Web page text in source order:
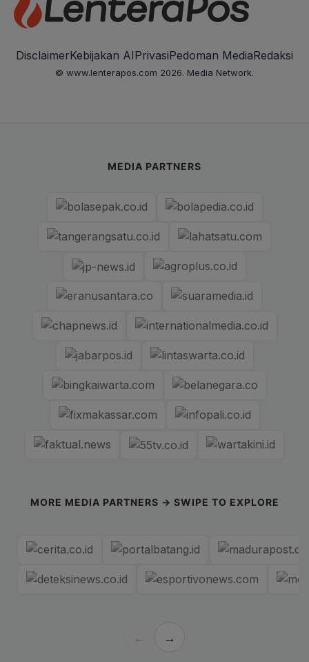
DisclaimerKebijakan AIPrivasiPedoman MediaRedaksi
© www.lenterapos.com 2026. Media Network.
MEDIA PARTNERS
MORE MEDIA PARTNERS → SWIPE TO EXPLORE
← →